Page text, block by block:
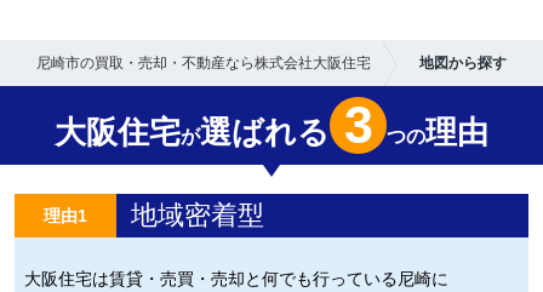
尼崎市の買取・売却・不動産なら株式会社大阪住宅 地図から探す
大阪住宅が選ばれる 3 つの理由
理由1 地域密着型
大阪住宅は賃貸・売買・売却と何でも行っている尼崎に